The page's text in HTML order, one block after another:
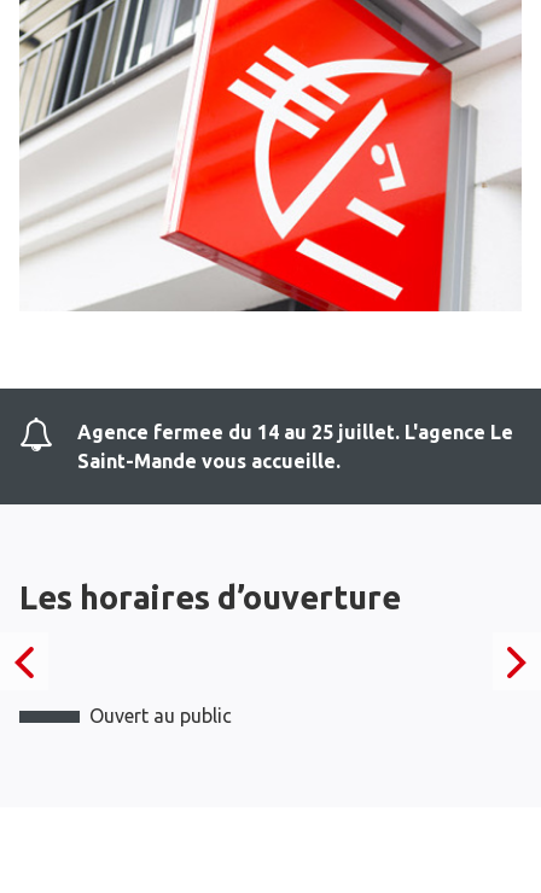
Agence fermee du 14 au 25 juillet. L'agence Le
Saint-Mande vous accueille.
Les horaires d’ouverture
Ouvert au public